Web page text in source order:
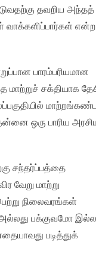
தவறிய அந்தத்
வாக்களிப்பார்கள் என்ற
பாரம்பரியமான
சக்தியாக
ஒரு பாரிய
சந்தர்ப்பத்தை
வேறு மாற்று
நிலைவரங்கள்
பக்குவமோ
படித்துக்